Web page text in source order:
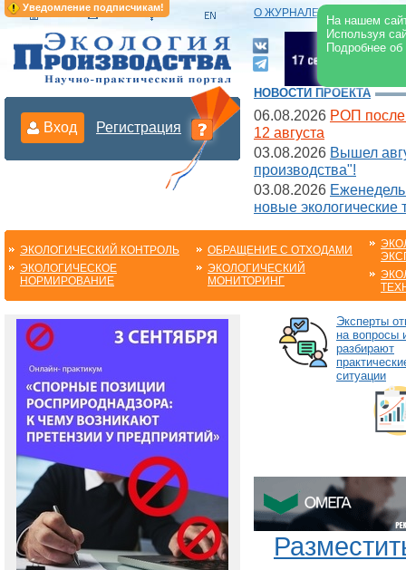
Уведомление подписчикам!
На нашем
Используя
Подробнее
О ЖУРНАЛЕ |
Вход Регистрация
НОВОСТИ ПРОЕКТА
06.08.2026 РОП после
12 августа
03.08.2026 Вышел
производства"!
03.08.2026
новые экологические
ЭКОЛОГИЧЕСКИЙ КОНТРОЛЬ
ЭКОЛОГИЧЕСКОЕ
НОРМИРОВАНИЕ
ОБРАЩЕНИЕ С ОТХОДАМИ
ЭКОЛОГИЧЕСКИЙ
МОНИТОРИНГ
Эксперты
на вопросы
разбирают
ситуации